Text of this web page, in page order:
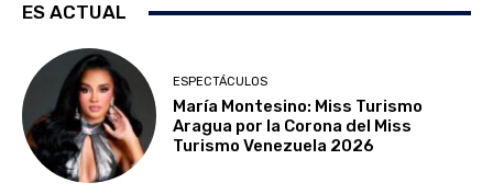
ES ACTUAL
ESPECTÁCULOS
María Montesino: Miss Turismo
Aragua por la Corona del Miss
Turismo Venezuela 2026